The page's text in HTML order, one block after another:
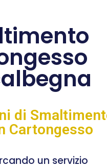
di
Cartongesso
un servizio